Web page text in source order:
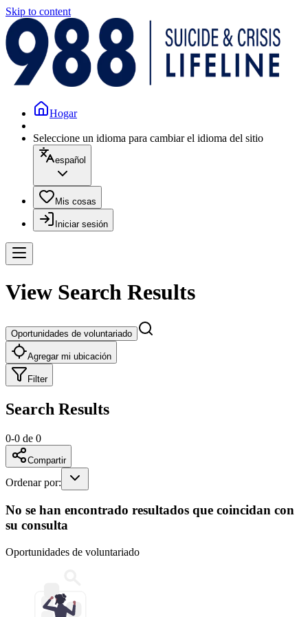
Skip to content
Hogar
Seleccione un idioma para cambiar el idioma del sitio
español
Mis cosas
Iniciar sesión
View Search Results
Oportunidades de voluntariado
Agregar mi ubicación
Filter
Search Results
0-0 de 0
Compartir
Ordenar por:
No se han encontrado resultados que coincidan con
su consulta
Oportunidades de voluntariado